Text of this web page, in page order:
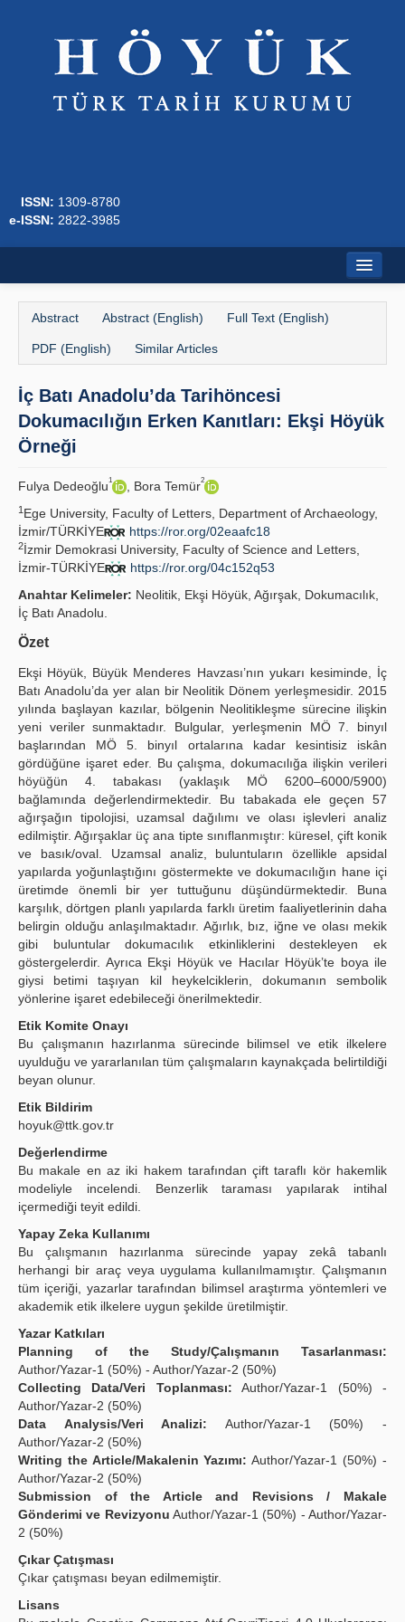
ISSN: 1309-8780
e-ISSN: 2822-3985
Journal Boards
Writing Rules
Principles
Publication Policies
Guidelines
Contact Us
Abstract Abstract (English) Full Text (English)
PDF (English) Similar Articles
İç Batı Anadolu’da Tarihöncesi
Dokumacılığın Erken Kanıtları: Ekşi Höyük
Örneği
Fulya Dedeoğlu1 , Bora Temür2
1 Ege University, Faculty of Letters, Department of Archaeology,
İzmir/TÜRKİYE
https://ror.org/02eaafc18
2İzmir Demokrasi University, Faculty of Science and Letters,
İzmir-TÜRKİYE
https://ror.org/04c152q53
Anahtar Kelimeler: Neolitik, Ekşi Höyük, Ağırşak, Dokumacılık,
İç Batı Anadolu.
Özet
Ekşi Höyük, Büyük Menderes Havzası’nın yukarı kesiminde, İç
Batı Anadolu’da yer alan bir Neolitik Dönem yerleşmesidir. 2015
yılında başlayan kazılar, bölgenin Neolitikleşme sürecine ilişkin
yeni veriler sunmaktadır. Bulgular, yerleşmenin MÖ 7. binyıl
başlarından MÖ 5. binyıl ortalarına kadar kesintisiz iskân
gördüğüne işaret eder. Bu çalışma, dokumacılığa ilişkin verileri
höyüğün 4. tabakası (yaklaşık MÖ 6200–6000/5900)
bağlamında değerlendirmektedir. Bu tabakada ele geçen 57
ağırşağın tipolojisi, uzamsal dağılımı ve olası işlevleri analiz
edilmiştir. Ağırşaklar üç ana tipte sınıflanmıştır: küresel, çift konik
ve basık/oval. Uzamsal analiz, buluntuların özellikle apsidal
yapılarda yoğunlaştığını göstermekte ve dokumacılığın hane içi
üretimde önemli bir yer tuttuğunu düşündürmektedir. Buna
karşılık, dörtgen planlı yapılarda farklı üretim faaliyetlerinin daha
belirgin olduğu anlaşılmaktadır. Ağırlık, bız, iğne ve olası mekik
gibi buluntular dokumacılık etkinliklerini destekleyen ek
göstergelerdir. Ayrıca Ekşi Höyük ve Hacılar Höyük’te boya ile
giysi betimi taşıyan kil heykelciklerin, dokumanın sembolik
yönlerine işaret edebileceği önerilmektedir.
Etik Komite Onayı
Bu çalışmanın hazırlanma sürecinde bilimsel ve etik ilkelere
uyulduğu ve yararlanılan tüm çalışmaların kaynakçada belirtildiği
beyan olunur.
Etik Bildirim
hoyuk@ttk.gov.tr
Değerlendirme
Bu makale en az iki hakem tarafından çift taraflı kör hakemlik
modeliyle incelendi. Benzerlik taraması yapılarak intihal
içermediği teyit edildi.
Yapay Zeka Kullanımı
Bu çalışmanın hazırlanma sürecinde yapay zekâ tabanlı
herhangi bir araç veya uygulama kullanılmamıştır. Çalışmanın
tüm içeriği, yazarlar tarafından bilimsel araştırma yöntemleri ve
akademik etik ilkelere uygun şekilde üretilmiştir.
Yazar Katkıları
Planning of the Study/Çalışmanın Tasarlanması:
Author/Yazar-1 (50%) - Author/Yazar-2 (50%)
Collecting Data/Veri Toplanması: Author/Yazar-1 (50%) -
Author/Yazar-2 (50%)
Data Analysis/Veri Analizi: Author/Yazar-1 (50%) -
Author/Yazar-2 (50%)
Writing the Article/Makalenin Yazımı: Author/Yazar-1 (50%) -
Author/Yazar-2 (50%)
Submission of the Article and Revisions / Makale
Gönderimi ve Revizyonu Author/Yazar-1 (50%) - Author/Yazar-
2 (50%)
Çıkar Çatışması
Çıkar çatışması beyan edilmemiştir.
Lisans